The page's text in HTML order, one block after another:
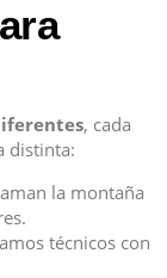
, cada
distinta:
la montaña
técnicos con